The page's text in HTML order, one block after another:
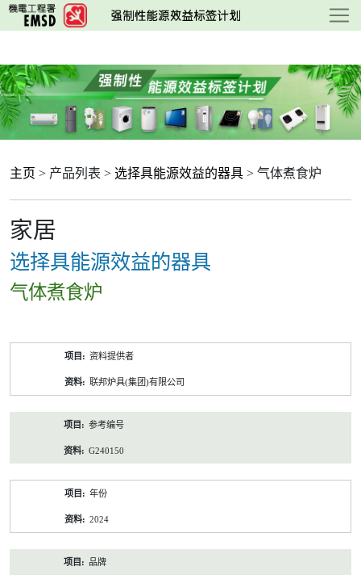
跳
至
要
内
容
主页 > 产品列表 > 选择具能源效益的器具 > 气体煮食炉
家居
选择具能源效益的器具
气体煮食炉
资料提供者
联邦炉具(集团)有限公司
参考编号
G240150
年份
2024
品牌